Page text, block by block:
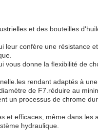
et des bouteilles
confère une résistance
donne la flexibilité de
rendant adaptés à
de F7.réduire au
un processus de chrome
efficaces, même dans
hydraulique.